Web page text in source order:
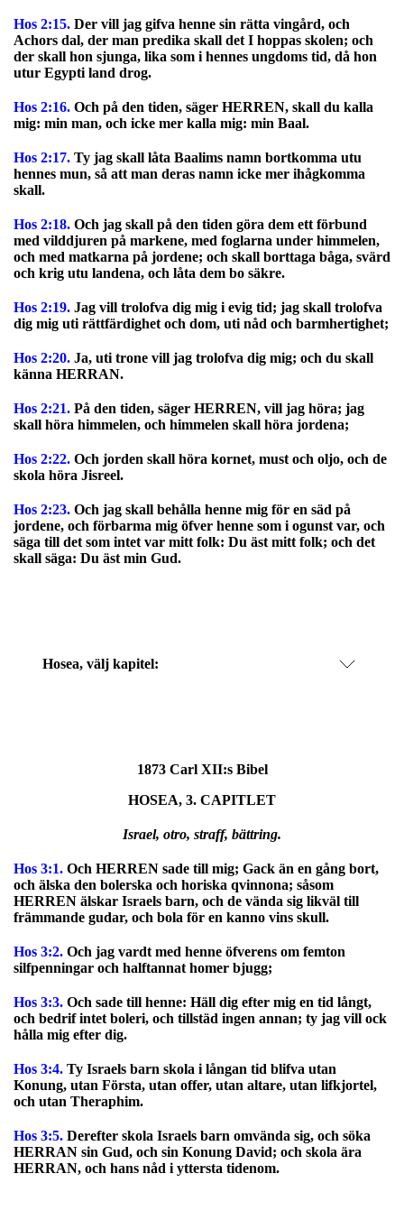
Hos 2:15. Der vill jag gifva henne sin rätta vingård, och
Achors dal, der man predika skall det I hoppas skolen; och
der skall hon sjunga, lika som i hennes ungdoms tid, då hon
utur Egypti land drog.
Hos 2:16. Och på den tiden, säger HERREN, skall du kalla
mig: min man, och icke mer kalla mig: min Baal.
Hos 2:17. Ty jag skall låta Baalims namn bortkomma utu
hennes mun, så att man deras namn icke mer ihågkomma
skall.
Hos 2:18. Och jag skall på den tiden göra dem ett förbund
med vilddjuren på markene, med foglarna under himmelen,
och med matkarna på jordene; och skall borttaga båga, svärd
och krig utu landena, och låta dem bo säkre.
Hos 2:19. Jag vill trolofva dig mig i evig tid; jag skall trolofva
dig mig uti rättfärdighet och dom, uti nåd och barmhertighet;
Hos 2:20. Ja, uti trone vill jag trolofva dig mig; och du skall
känna HERRAN.
Hos 2:21. På den tiden, säger HERREN, vill jag höra; jag
skall höra himmelen, och himmelen skall höra jordena;
Hos 2:22. Och jorden skall höra kornet, must och oljo, och de
skola höra Jisreel.
Hos 2:23. Och jag skall behålla henne mig för en säd på
jordene, och förbarma mig öfver henne som i ogunst var, och
säga till det som intet var mitt folk: Du äst mitt folk; och det
skall säga: Du äst min Gud.
Hosea, välj kapitel:
1873 Carl XII:s Bibel
HOSEA, 3. CAPITLET
Israel, otro, straff, bättring.
Hos 3:1. Och HERREN sade till mig; Gack än en gång bort,
och älska den bolerska och horiska qvinnona; såsom
HERREN älskar Israels barn, och de vända sig likväl till
främmande gudar, och bola för en kanno vins skull.
Hos 3:2. Och jag vardt med henne öfverens om femton
silfpenningar och halftannat homer bjugg;
Hos 3:3. Och sade till henne: Häll dig efter mig en tid långt,
och bedrif intet boleri, och tillstäd ingen annan; ty jag vill ock
hålla mig efter dig.
Hos 3:4. Ty Israels barn skola i långan tid blifva utan
Konung, utan Första, utan offer, utan altare, utan lifkjortel,
och utan Theraphim.
Hos 3:5. Derefter skola Israels barn omvända sig, och söka
HERRAN sin Gud, och sin Konung David; och skola ära
HERRAN, och hans nåd i yttersta tidenom.